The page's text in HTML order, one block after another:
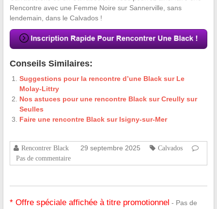
Rencontre avec une Femme Noire sur Sannerville, sans
lendemain, dans le Calvados !
Conseils Similaires:
Suggestions pour la rencontre d’une Black sur Le
Molay-Littry
Nos astuces pour une rencontre Black sur Creully sur
Seulles
Faire une rencontre Black sur Isigny-sur-Mer
Rencontrer Black 29 septembre 2025
Calvados
Pas de commentaire
* Offre spéciale affichée à titre promotionnel - Pas de